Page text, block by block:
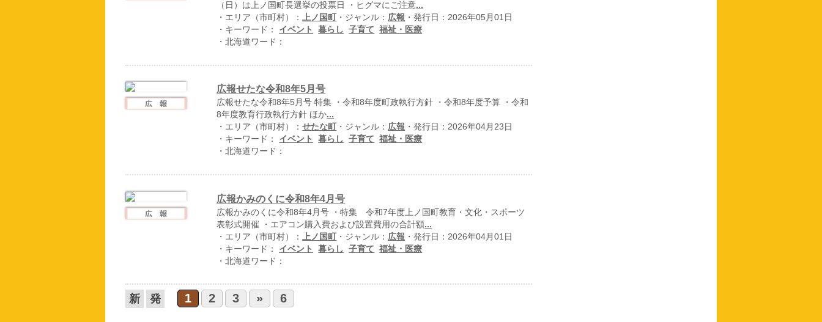
（日）は上ノ国町長選挙の投票日 ・ヒグマにご注意...
・エリア（市町村）：上ノ国町 ・ジャンル： 広報 ・発行日：2026年05月01日
・キーワード： イベント 暮らし 子育て
福祉・医療
・北海道ワード：
広報せたな令和8年5月号
広報せたな令和8年5月号 特集 ・令和8年度町政執行方針 ・令和8年度予算 ・令和
8年度教育行政執行方針 ほか...
・エリア（市町村）：せたな町 ・ジャンル： 広報 ・発行日：2026年04月23日
・キーワード： イベント 暮らし 子育て
福祉・医療
・北海道ワード：
広報かみのくに令和8年4月号
広報かみのくに令和8年4月号 ・特集 令和7年度上ノ国町教育・文化・スポーツ
表彰式開催 ・エアコン購入費および設置費用の合計額...
・エリア（市町村）：
上ノ国町・ジャンル： 広報 ・発行日：2026年04月01日
・キーワード： イベント 暮らし 子育て
福祉・医療
・北海道ワード：
1 2 3 » 6